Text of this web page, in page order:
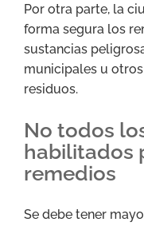
Por otra parte, la
forma segura los
sustancias
municipales u
residuos.
No todos
habilitados
remedios
Se debe tener